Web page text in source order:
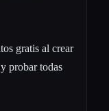
gratis al crear
probar todas